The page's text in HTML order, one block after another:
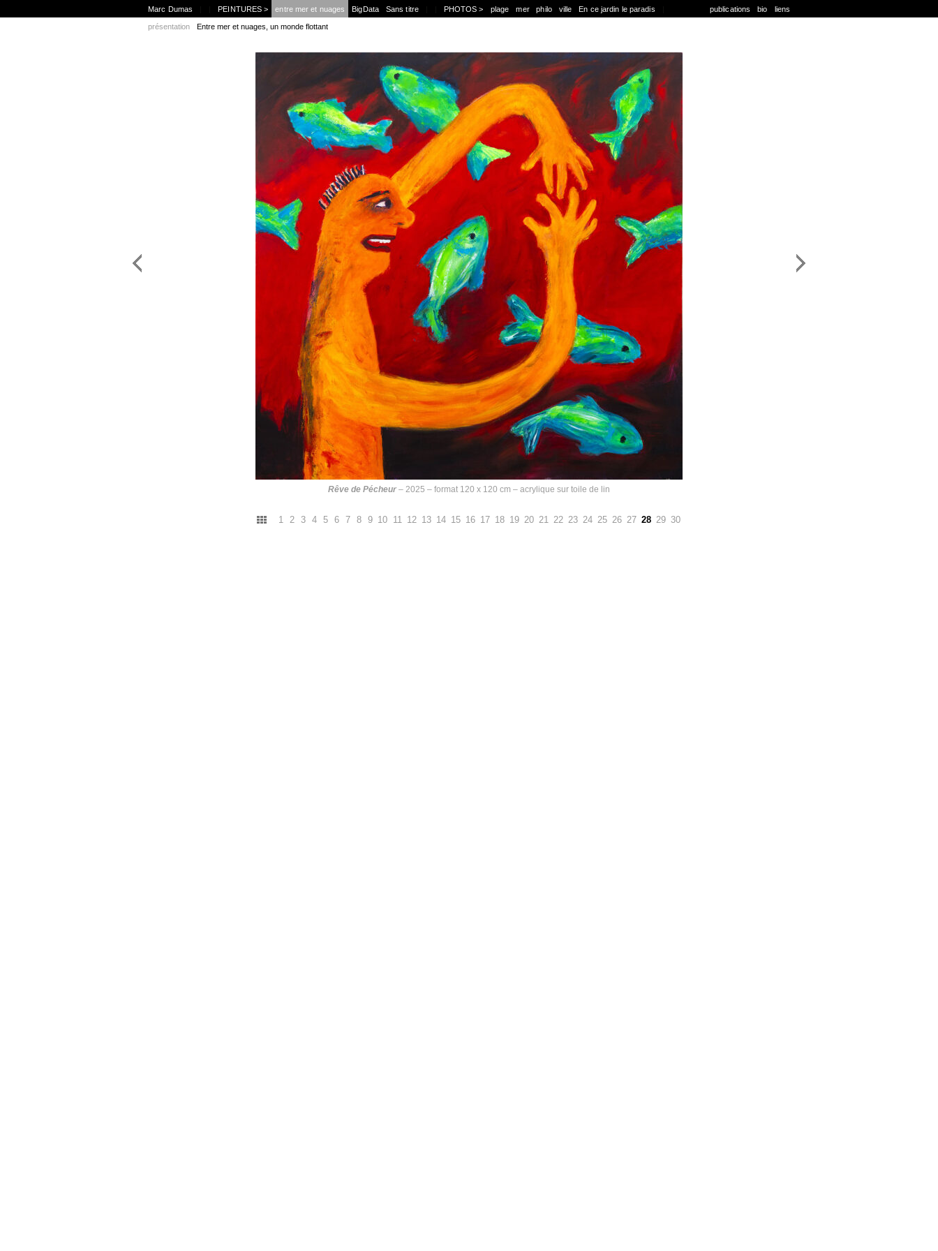
Marc Dumas PEINTURES > entre mer et nuages
présentation Entre mer et nuages, un monde flottant
BigData Sans titre PHOTOS > plage mer philo ville En ce jardin le paradis publications bio liens
Rêve de Pécheur – 2025 – format 120 x 120 cm – acrylique sur toile de lin
1 2 3 4 5 6 7 8 9 10 11 12 13 14 15 16 17 18 19 20 21 22 23 24 25 26 27 28 29 30